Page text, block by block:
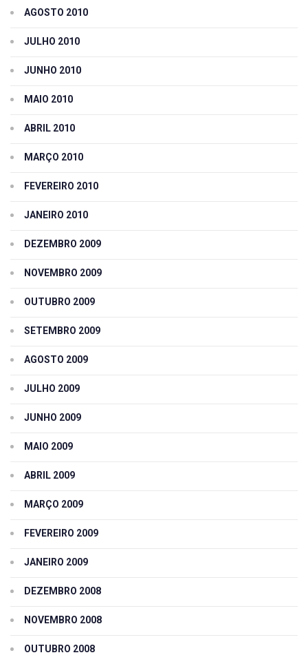
AGOSTO 2010
JULHO 2010
JUNHO 2010
MAIO 2010
ABRIL 2010
MARÇO 2010
FEVEREIRO 2010
JANEIRO 2010
DEZEMBRO 2009
NOVEMBRO 2009
OUTUBRO 2009
SETEMBRO 2009
AGOSTO 2009
JULHO 2009
JUNHO 2009
MAIO 2009
ABRIL 2009
MARÇO 2009
FEVEREIRO 2009
JANEIRO 2009
DEZEMBRO 2008
NOVEMBRO 2008
OUTUBRO 2008